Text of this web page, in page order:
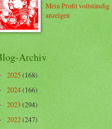
Mein Profil vollständig
anzeigen
Archiv
2025(168)
2024(166)
2023(294)
2022(247)